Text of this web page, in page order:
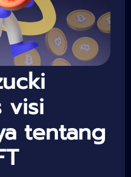
visi
tentang